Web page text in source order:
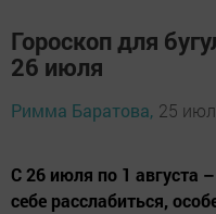
Гороскоп для
26 июля
Римма Баратова, 25
С 26 июля по 1 августа
себе расслабиться,